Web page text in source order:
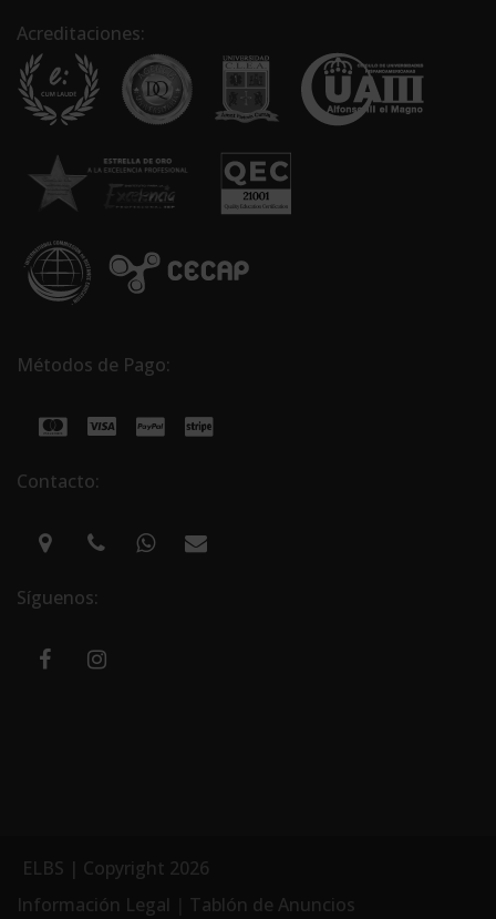
Acreditaciones:
Métodos de Pago:
Contacto:
Síguenos:
ELBS | Copyright 2026
Información Legal
Tablón de Anuncios